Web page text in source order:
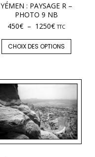
YÉMEN : PAYSAGE R –
PHOTO 9 NB
450€ – 1250€ TTC
CHOIX DES OPTIONS